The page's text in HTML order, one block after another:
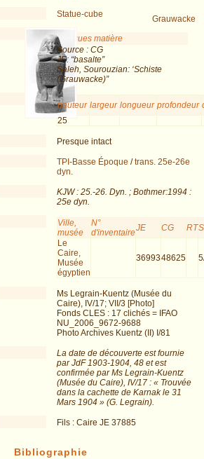
Statue-cube
Grauwacke
Remarques matière
Source : CG
JE: “basalte”
Saleh, Sourouzian: ‘Schiste
(Grauwacke)”
hauteur largeur longueur profondeur
25
Presque intact
TPI-Basse Époque /trans. 25e-26e
dyn.
KJW : 25.-26. Dyn. ; Bothmer:1994 :
25e dyn.
Ville,
musée
N°
d'inventaireJE CG RT
Le
Caire,
Musée
égyptien
3699348625
Ms Legrain-Kuentz (Musée du
Caire), IV/17; VII/3 [Photo]
Fonds CLES : 17 clichés = IFAO
NU_2006_9672-9688
Photo Archives Kuentz (II) I/81
La date de découverte est fournie
par JdF 1903-1904, 48 et est
confirmée par Ms Legrain-Kuentz
(Musée du Caire), IV/17 : « Trouvée
dans la cachette de Karnak le 31
Mars 1904 » (G. Legrain).
Fils : Caire JE 37885
Bibliographie